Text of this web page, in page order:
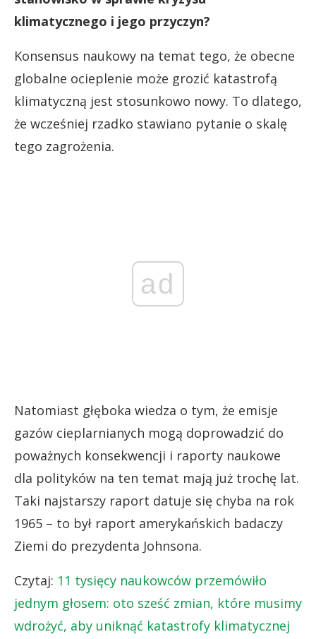
klimatycznego i jego przyczyn?
Konsensus naukowy na temat tego, że obecne
globalne ocieplenie może grozić katastrofą
klimatyczną jest stosunkowo nowy. To dlatego,
że wcześniej rzadko stawiano pytanie o skalę
tego zagrożenia.
ad
Natomiast głęboka wiedza o tym, że emisje
gazów cieplarnianych mogą doprowadzić do
poważnych konsekwencji i raporty naukowe
dla polityków na ten temat mają już trochę lat.
Taki najstarszy raport datuje się chyba na rok
1965 – to był raport amerykańskich badaczy
Ziemi do prezydenta Johnsona.
Czytaj: 11 tysięcy naukowców przemówiło
jednym głosem: oto sześć zmian, które musimy
wdrożyć, aby uniknąć katastrofy klimatycznej